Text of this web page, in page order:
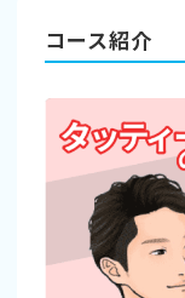
コース紹介